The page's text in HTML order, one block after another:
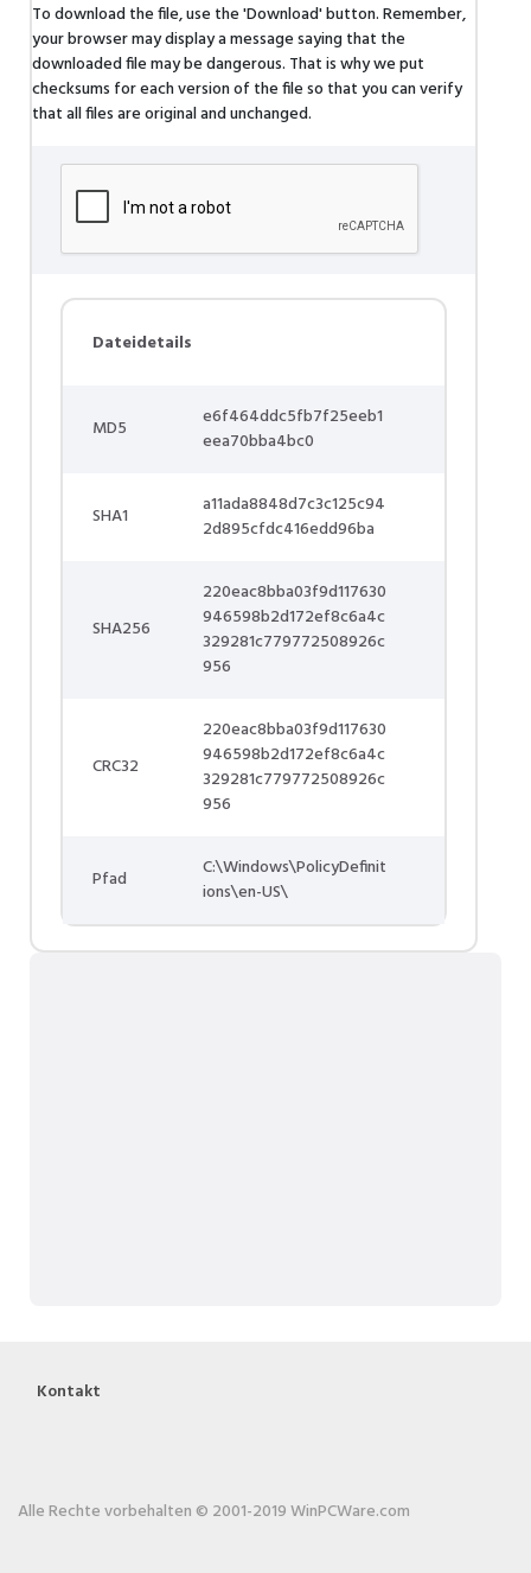
To download the file, use the 'Download' button. Remember,
your browser may display a message saying that the
downloaded file may be dangerous. That is why we put
checksums for each version of the file so that you can verify
that all files are original and unchanged.
Dateidetails
MD5
e6f464ddc5fb7f25eeb1
eea70bba4bc0
SHA1
a11ada8848d7c3c125c94
2d895cfdc416edd96ba
SHA256
220eac8bba03f9d117630
946598b2d172ef8c6a4c
329281c779772508926c
956
CRC32
220eac8bba03f9d117630
946598b2d172ef8c6a4c
329281c779772508926c
956
Pfad
C:\Windows\PolicyDefinit
ions\en-US\
Kontakt
Alle Rechte vorbehalten © 2001-2019 WinPCWare.com